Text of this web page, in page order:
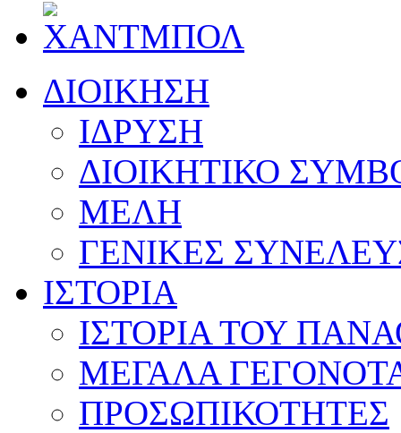
ΔΙΟΙΚΗΣΗ
ΙΔΡΥΣΗ
ΔΙΟΙΚΗΤΙΚΟ
ΜΕΛΗ
ΓΕΝΙΚΕΣ
ΙΣΤΟΡΙΑ
ΙΣΤΟΡΙΑ ΤΟΥ
ΜΕΓΑΛΑ
ΠΡΟΣΩΠΙΚΟΤΗΤΕΣ